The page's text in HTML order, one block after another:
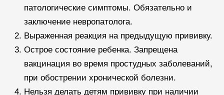
патологические симптомы. Обязательно и
заключение невропатолога.
Выраженная реакция на предыдущую прививку.
Острое состояние ребенка. Запрещена
вакцинация во время простудных заболеваний,
при обострении хронической болезни.
Нельзя делать детям прививку при наличии